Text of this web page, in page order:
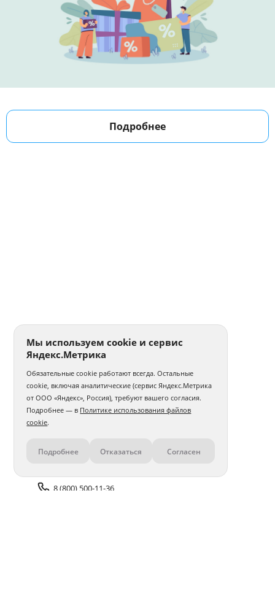
Подробнее
Контакты
8 (800) 500-11-36
Мы используем cookie и сервис
Яндекс.Метрика
Обязательные cookie работают всегда. Остальные
cookie, включая аналитические (сервис Яндекс.Метрика
от ООО «Яндекс», Россия), требуют вашего согласия.
Подробнее — в Политике использования файлов
cookie.
Подробнее Отказаться Согласен